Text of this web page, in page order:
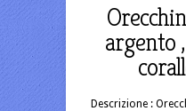
argento
Descrizione :